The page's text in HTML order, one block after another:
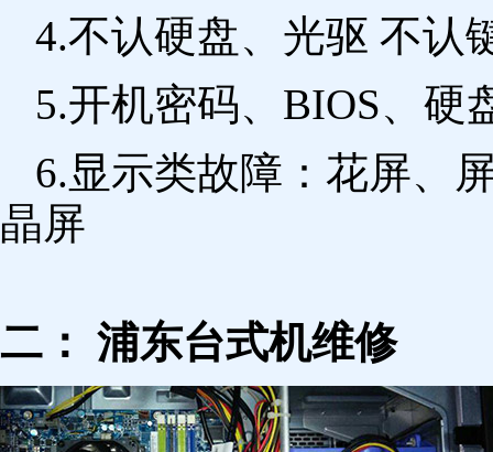
4.不认硬盘、光驱 不认
5.开机密码、BIOS、硬
6.显示类故障：花屏、
晶屏
二： 浦东台式机维修